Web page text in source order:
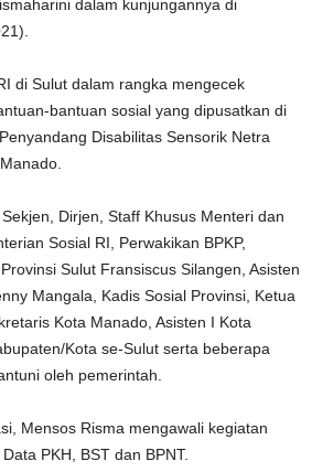
dalam kunjungannya di
di Sulut dalam rangka mengecek
bantuan sosial yang dipusatkan di
Disabilitas Sensorik Netra
Dirjen, Staff Khusus Menteri dan
Sosial RI, Perwakikan BPKP,
Sulut Fransiscus Silangen, Asisten
Mangala, Kadis Sosial Provinsi, Ketua
Kota Manado, Asisten I Kota
Kota se-Sulut serta beberapa
oleh pemerintah.
Mensos Risma mengawali kegiatan
PKH, BST dan BPNT.